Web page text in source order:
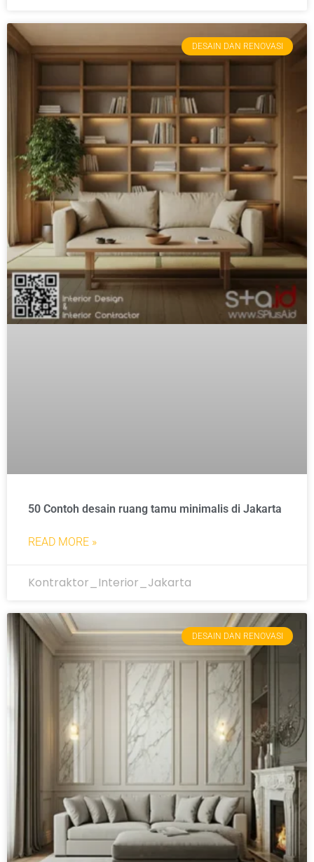
DESAIN DAN RENOVASI
50 Contoh desain ruang tamu minimalis di Jakarta
READ MORE »
Kontraktor_Interior_Jakarta
DESAIN DAN RENOVASI